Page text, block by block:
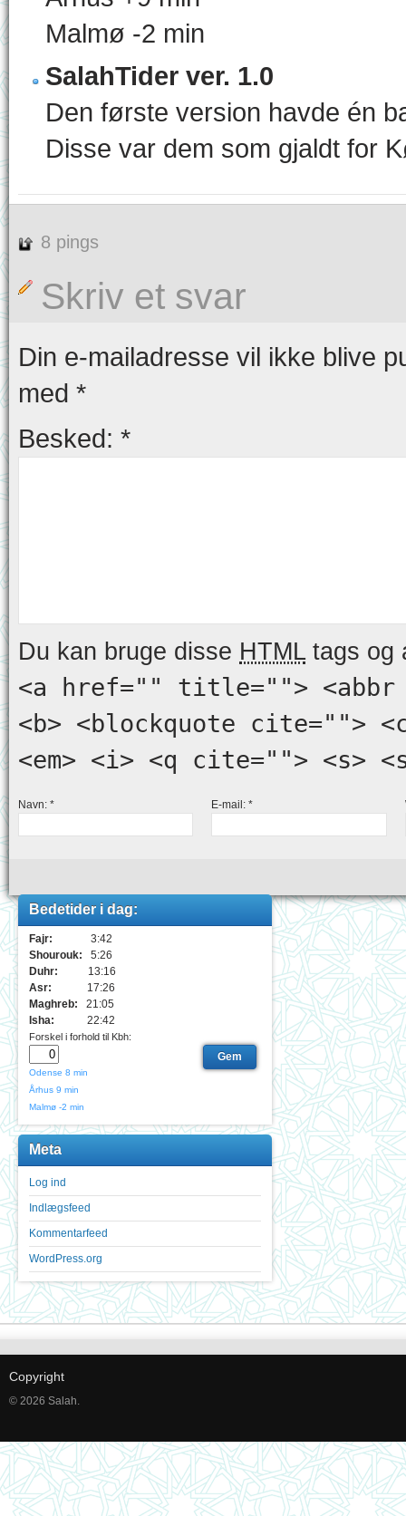
Malmø -2 min
SalahTider ver. 1.0
Den første version havde én
Disse var dem som gjaldt for
8 pings
Skriv et svar
Din e-mailadresse vil ikke blive
med *
Besked: *
Du kan bruge disse HTMLtags og
<a href="" title="">
<b> <blockquote cite="">
<em> <i> <q cite=""> <s>
Navn: * E-mail:*
Bedetider i dag:
Fajr:
3:42
Shourouk:
5:26
Duhr:
13:16
Asr:
17:26
Maghreb:
21:05
Isha:
22:42
Forskel i forhold til Kbh:
Odense 8 min
Århus 9 min
Malmø -2 min
Meta
Log ind
Indlægsfeed
Kommentarfeed
WordPress.org
Copyright
© 2026 Salah.